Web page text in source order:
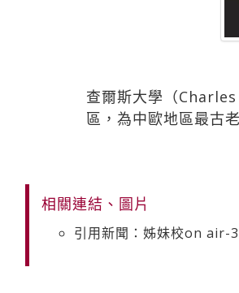
查爾斯大學（
區，為中歐地區最古
相關連結、圖片
引用新聞：姊妹校on air-